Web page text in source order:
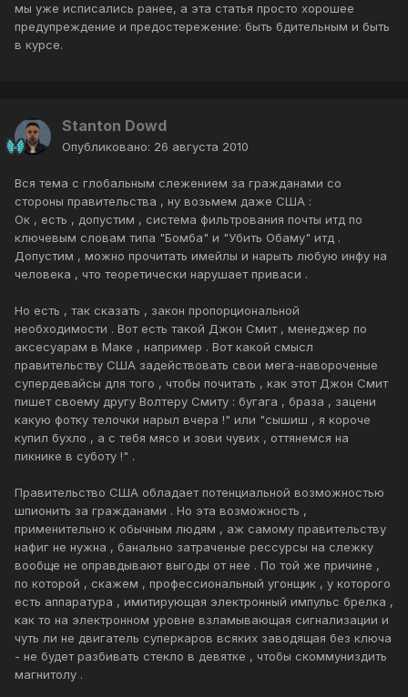
мы уже исписались ранее, а эта статья просто хорошее
предупреждение и предостережение: быть бдительным и быть
в курсе.
Stanton Dowd
Опубликовано: 26 августа 2010
Вся тема с глобальным слежением за гражданами со
стороны правительства , ну возьмем даже США :
Ок , есть , допустим , система фильтрования почты итд по
ключевым словам типа "Бомба" и "Убить Обаму" итд .
Допустим , можно прочитать имейлы и нарыть любую инфу на
человека , что теоретически нарушает приваси .
Но есть , так сказать , закон пропорциональной
необходимости . Вот есть такой Джон Смит , менеджер по
аксесуарам в Маке , например . Вот какой смысл
правительству США задействовать свои мега-навороченые
супердевайсы для того , чтобы почитать , как этот Джон Смит
пишет своему другу Волтеру Смиту : бугага , браза , зацени
какую фотку телочки нарыл вчера !" или "сышиш , я короче
купил бухло , а с тебя мясо и зови чувих , оттянемся на
пикнике в суботу !" .
Правительство США обладает потенциальной возможностью
шпионить за гражданами . Но эта возможность ,
применительно к обычным людям , аж самому правительству
нафиг не нужна , банально затраченые рессурсы на слежку
вообще не оправдывают выгоды от нее . По той же причине ,
по которой , скажем , профессиональный угонщик , у которого
есть аппаратура , имитирующая электронный импульс брелка ,
как то на электронном уровне взламывающая сигнализации и
чуть ли не двигатель суперкаров всяких заводящая без ключа
- не будет разбивать стекло в девятке , чтобы скоммуниздить
магнитолу .